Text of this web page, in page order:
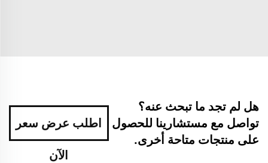
هل لم تجد ما تبحث عنه؟
تواصل مع مستشارينا للحصول
على منتجات متاحة أخرى.
اطلب عرض سعر
الآن